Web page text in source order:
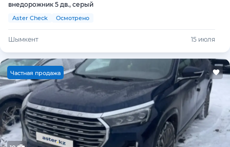
внедорожник 5 дв., серый
Aster Check Осмотрено
Шымкент 15 июля
Частная продажа